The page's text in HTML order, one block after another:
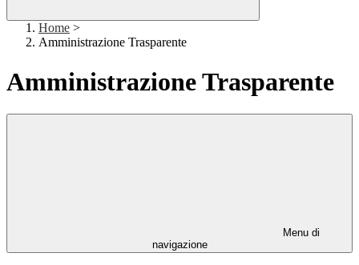
Home >
Amministrazione Trasparente
Amministrazione Trasparente
Menu di
navigazione